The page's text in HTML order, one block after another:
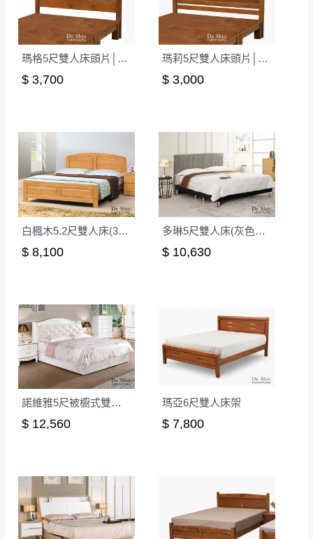
山區內等，或收貨地點搬運過於困難等因素，導致無
法順利配送，本公司除了盡最大努力完成配送外，視
狀況保有出貨的權利。
保護物流人員的工作安全，賣家無提供吊掛服務，若
因大型傢俱有組裝、配送的問題，並非一般快速到貨
商品，無法指定特定時間送達，司機當天到貨前皆會
再與您通知，讓您不用整天在家等貨，以免浪費你的
寶貴時間。
如遇自然災害、政府宣布之災害警報等不可抗力情
事，而危及運送人員輸送之安全，本司得視狀況延後
或停止運送服務。
百貨公司配送暫無法配合開店前、閉店後時段，並送
無回收家具服務，若需回收家俱可聯絡當地請清潔隊
回收,免付費清運專線：0800-085-717
若發生非本司因素致使之汙損破壞，恕無法
辦理退換貨。
台北市、新北市地區固定每周(三)、(日)兩天
收送貨，敬請見諒！
環境不同。若屬人為因素導致商品損壞、零
件短缺，則維修、搬運費用，需由消費者自
行吸收(另事先與消費者報價，消費者同意將
會進行維修)。
到貨7日內為鑑賞期(注意:鑑賞期非試用期)，
若非商品品質瑕疵問題於鑑賞期內退貨之情
形，我們需酌收退貨運費。
▪️訂單成立時請儘速於三日內完成付款，交易恕不
殺價，商品均已最低價格售出
，且在特定時日會給
予折扣，請密切注意。
▪️
三日內若未接獲您的匯款或轉帳通知，商品將不
潔隊回收,免付費清運專線：0800-085-717。
瑪格5尺雙人床頭片│床頭板
$ 3,700
瑪莉5尺雙人床頭片│床頭板
$ 3,000
白楓木5.2尺雙人床(316)(不含床頭櫃)│床架
$ 8,100
多琳5尺雙人床(灰色皮)│床架
$ 10,630
諾維雅5尺被櫥式雙人床(10+12)│床架
$ 12,560
瑪亞6尺雙人床架
$ 7,800